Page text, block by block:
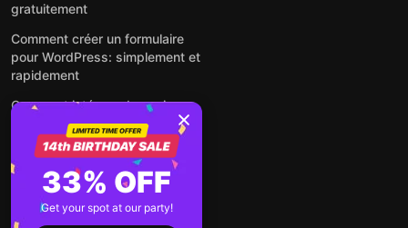
gratuitement
Comment créer un formulaire
pour WordPress: simplement et
rapidement
Comment intégrer des avis
Google gratuitement sur un site
web
Comment intégrer une fenêtre
contextuelle sur n'importe quel
site Web
33% OFF
Get your spot at our party!